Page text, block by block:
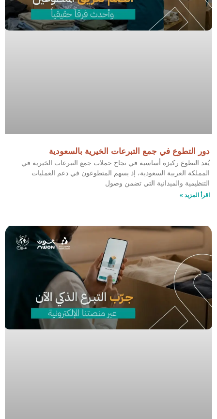
دور التطوع في جمع التبرعات الخيرية بالسعودية
يُعد التطوع ركيزة أساسية في نجاح حملات جمع التبرعات الخيرية في
المملكة العربية السعودية، إذ يسهم المتطوعون في دعم العمليات
التنظيمية والميدانية التي تضمن وصول
اقرأ المزيد »